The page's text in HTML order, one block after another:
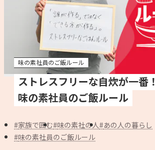
コンテンツ
レシピ
トーク
よくあるお問い合わせ
お買い物
ピーマン
みょうが ゴーヤ
味の素社員のご飯ルール
ストレスフリーな自炊が一番！
味の素社員のご飯ルール
家族で囲む 味の素社の人
あの人の暮らし
味の素社員のご飯ルール